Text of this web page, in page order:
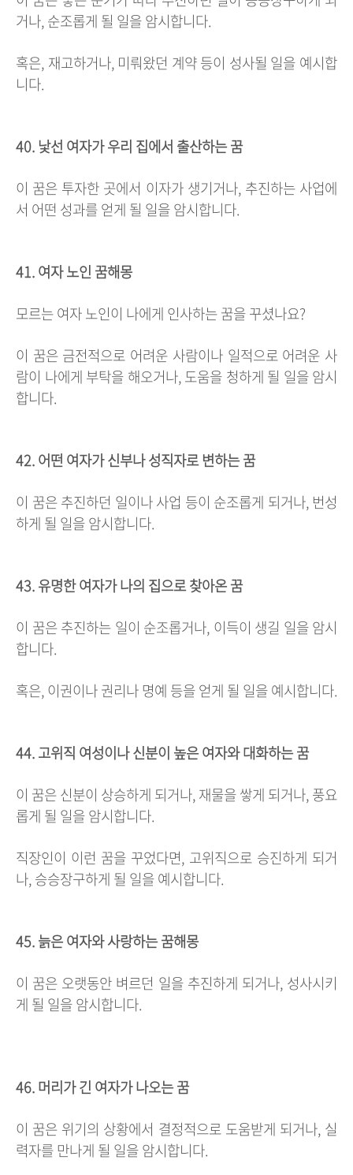
거나, 순조롭게 될 일을 암시합니다.
혹은, 재고하거나, 미뤄왔던 계약 등이 성사될 일을 예시합
니다.
40. 낯선 여자가 우리 집에서 출산하는 꿈
이 꿈은 투자한 곳에서 이자가 생기거나, 추진하는 사업에
서 어떤 성과를 얻게 될 일을 암시합니다.
41. 여자 노인 꿈해몽
모르는 여자 노인이 나에게 인사하는 꿈을 꾸셨나요?
이 꿈은 금전적으로 어려운 사람이나 일적으로 어려운 사
람이 나에게 부탁을 해오거나, 도움을 청하게 될 일을 암시
합니다.
42. 어떤 여자가 신부나 성직자로 변하는 꿈
이 꿈은 추진하던 일이나 사업 등이 순조롭게 되거나, 번성
하게 될 일을 암시합니다.
43. 유명한 여자가 나의 집으로 찾아온 꿈
이 꿈은 추진하는 일이 순조롭거나, 이득이 생길 일을 암시
합니다.
혹은, 이권이나 권리나 명예 등을 얻게 될 일을 예시합니다.
44. 고위직 여성이나 신분이 높은 여자와 대화하는 꿈
이 꿈은 신분이 상승하게 되거나, 재물을 쌓게 되거나, 풍요
롭게 될 일을 암시합니다.
직장인이 이런 꿈을 꾸었다면, 고위직으로 승진하게 되거
나, 승승장구하게 될 일을 예시합니다.
45. 늙은 여자와 사랑하는 꿈해몽
이 꿈은 오랫동안 벼르던 일을 추진하게 되거나, 성사시키
게 될 일을 암시합니다.
46. 머리가 긴 여자가 나오는 꿈
이 꿈은 위기의 상황에서 결정적으로 도움받게 되거나, 실
력자를 만나게 될 일을 암시합니다.